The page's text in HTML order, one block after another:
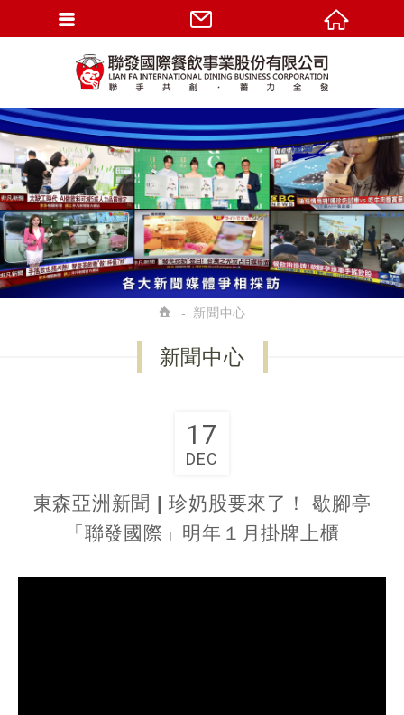
新聞中心
新聞中心
17
DEC
東森亞洲新聞 | 珍奶股要來了！ 歇腳亭
「聯發國際」明年１月掛牌上櫃